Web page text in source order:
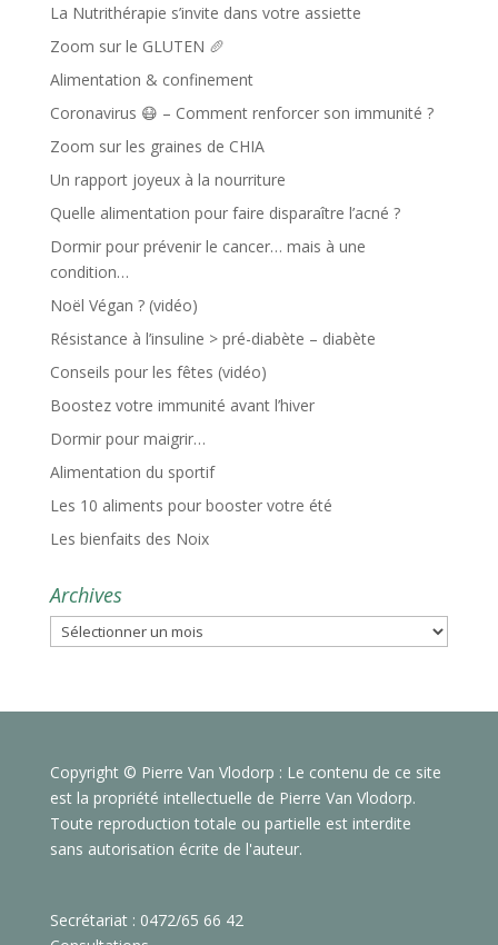
La Nutrithérapie s’invite dans votre assiette
Zoom sur le GLUTEN 🥖
Alimentation & confinement
Coronavirus 😷 – Comment renforcer son immunité ?
Zoom sur les graines de CHIA
Un rapport joyeux à la nourriture
Quelle alimentation pour faire disparaître l’acné ?
Dormir pour prévenir le cancer… mais à une
condition…
Noël Végan ? (vidéo)
Résistance à l’insuline > pré-diabète – diabète
Conseils pour les fêtes (vidéo)
Boostez votre immunité avant l’hiver
Dormir pour maigrir…
Alimentation du sportif
Les 10 aliments pour booster votre été
Les bienfaits des Noix
Archives
Archives
Copyright © Pierre Van Vlodorp : Le contenu de ce site
est la propriété intellectuelle de Pierre Van Vlodorp.
Toute reproduction totale ou partielle est interdite
sans autorisation écrite de l'auteur.
Secrétariat : 0472/65 66 42